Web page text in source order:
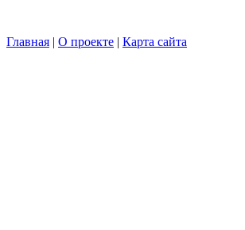
Главная | О проекте | Карта сайта